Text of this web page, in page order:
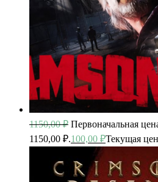
1150,00₽ Первоначальная
1150,00 ₽.100,00 ₽Текущая